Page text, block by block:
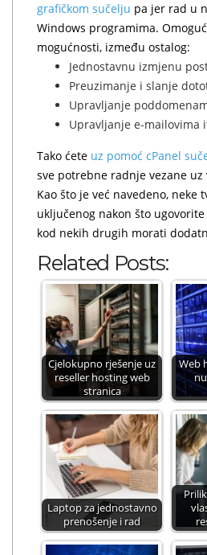
grafičkom sučelju pa jer rad u
Windows programima.
mogućnosti, između ostalog:
Jednostavnu izmjenu
Preuzimanje i slanje
Upravljanje
Upravljanje e-mailovima
Tako ćete uz pomoć cPanel
sve potrebne radnje vezane uz
Kao što je već navedeno, neke
uključenog nakon što
kod nekih drugih morati
Related Posts:
Cjelokupno rješenje uz
reseller hosting web
stranica
Web
Laptop za jednostavno
prenošenje i rad